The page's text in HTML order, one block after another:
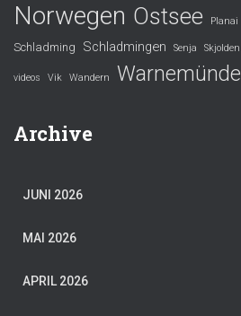
Norwegen Ostsee Planai
Schladming Schladmingen Senja Skjolden
videos Vik Wandern Warnemünde
Archive
JUNI 2026
MAI 2026
APRIL 2026